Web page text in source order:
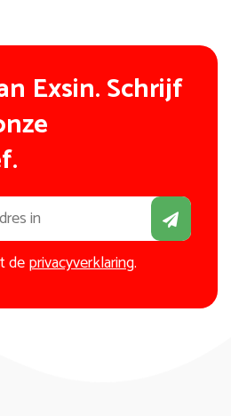
Exsin. Schrijf
deprivacyverklaring.